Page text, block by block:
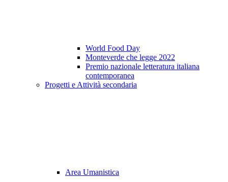
World Food Day
Monteverde che legge 2022
Premio nazionale letteratura italiana
contemporanea
Progetti e Attività secondaria
Area Umanistica